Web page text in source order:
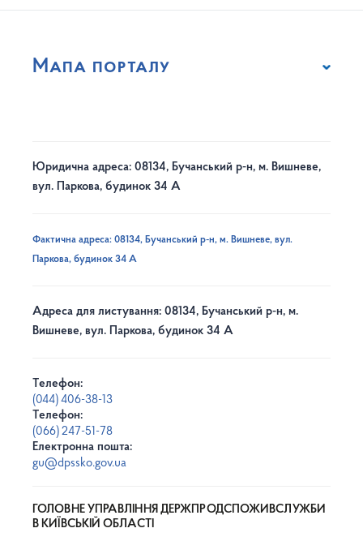
Мапа порталу
Юридична адреса: 08134, Бучанський р-н, м. Вишневе,
вул. Паркова, будинок 34 А
Фактична адреса: 08134, Бучанський р-н, м. Вишневе, вул.
Паркова, будинок 34 А
Адреса для листування: 08134, Бучанський р-н, м.
Вишневе, вул. Паркова, будинок 34 А
Телефон:
(044) 406-38-13
Телефон:
(066) 247-51-78
Електронна пошта:
gu@dpssko.gov.ua
ГОЛОВНЕ УПРАВЛІННЯ ДЕРЖПРОДСПОЖИВСЛУЖБИ
В КИЇВСЬКІЙ ОБЛАСТІ